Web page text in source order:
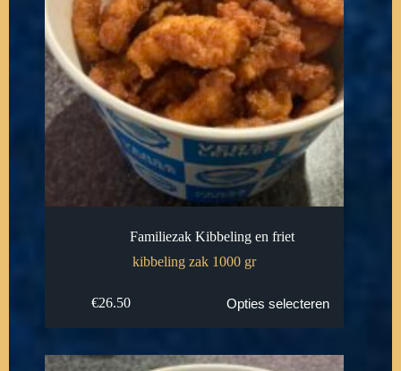
Familiezak Kibbeling en friet
kibbeling zak 1000 gr
€26.50 Opties selecteren